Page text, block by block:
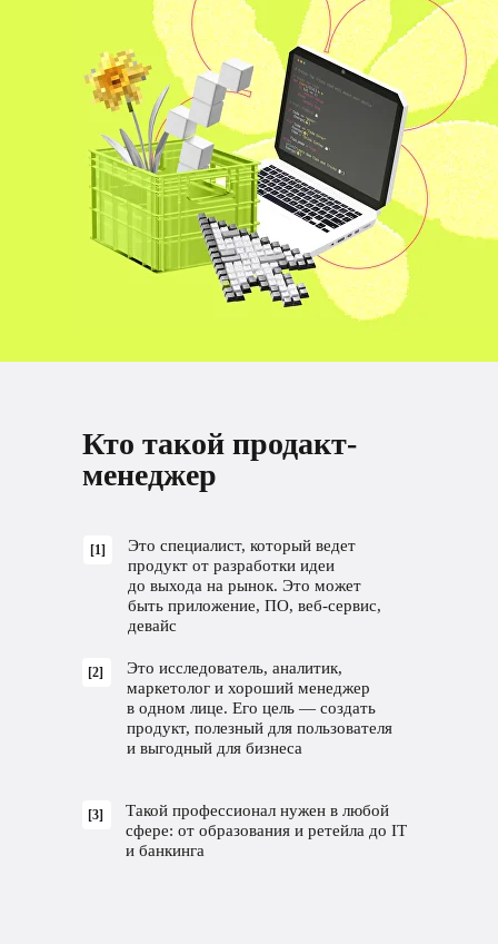
Кто такой продакт-
менеджер
[1]
Это специалист, который ведет
продукт от разработки идеи
до выхода на рынок. Это может
быть приложение, ПО, веб-сервис,
девайс
[2]
Это исследователь, аналитик,
маркетолог и хороший менеджер
в одном лице. Его цель — создать
продукт, полезный для пользователя
и выгодный для бизнеса
[3]
Такой профессионал нужен в любой
сфере: от образования и ретейла до IT
и банкинга